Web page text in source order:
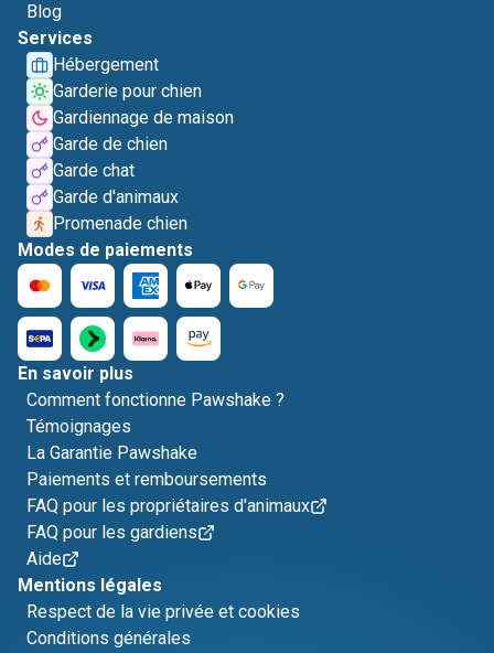
Blog
Services
Hébergement
Garderie pour chien
Gardiennage de maison
Garde de chien
Garde chat
Garde d'animaux
Promenade chien
Modes de paiements
En savoir plus
Comment fonctionne Pawshake ?
Témoignages
La Garantie Pawshake
Paiements et remboursements
FAQ pour les propriétaires d'animaux
FAQ pour les gardiens
Aide
Mentions légales
Respect de la vie privée et cookies
Conditions générales